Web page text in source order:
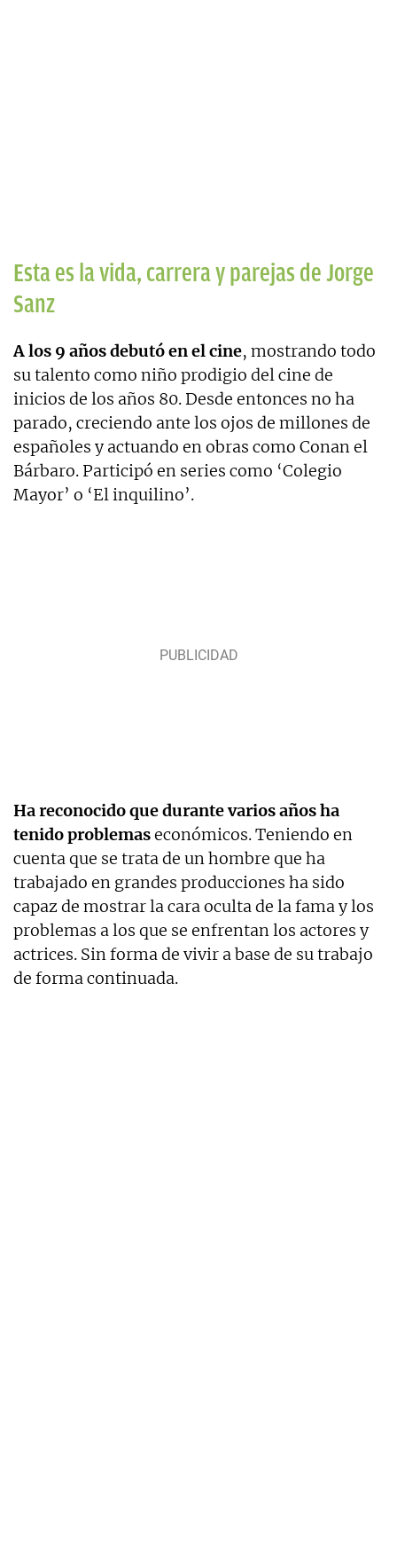
Esta es la vida, carrera y parejas de Jorge
Sanz
A los 9 años debutó en el cine, mostrando todo
su talento como niño prodigio del cine de
inicios de los años 80. Desde entonces no ha
parado, creciendo ante los ojos de millones de
españoles y actuando en obras como Conan el
Bárbaro. Participó en series como ‘Colegio
Mayor’ o ‘El inquilino’.
Ha reconocido que durante varios años ha
tenido problemaseconómicos. Teniendo en
cuenta que se trata de un hombre que ha
trabajado en grandes producciones ha sido
capaz de mostrar la cara oculta de la fama y los
problemas a los que se enfrentan los actores y
actrices. Sin forma de vivir a base de su trabajo
de forma continuada.